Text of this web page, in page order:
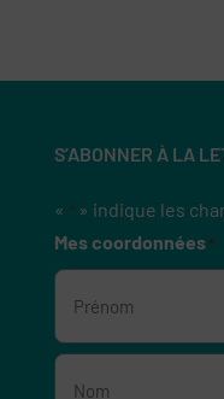
S’ABONNER À LA
« *» indique les
Mes coordonnées *
Prénom